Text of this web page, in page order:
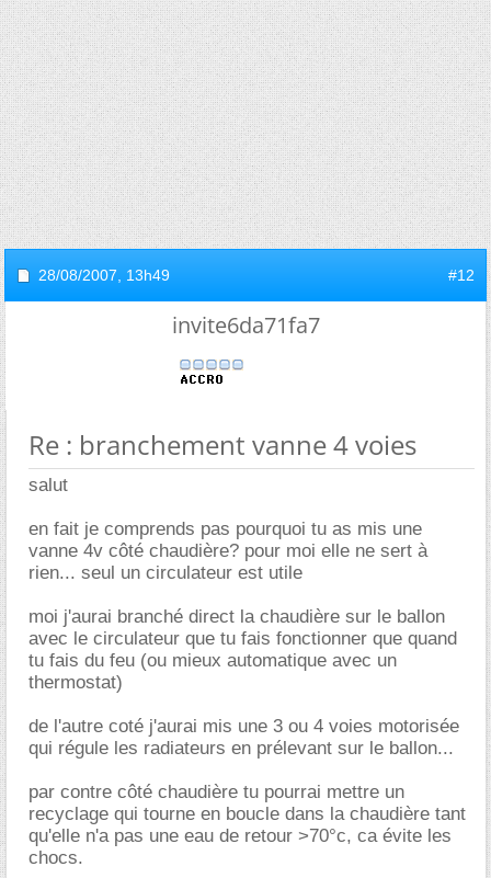
28/08/2007, 13h49 #12
invite6da71fa7
Re : branchement vanne 4 voies
salut
en fait je comprends pas pourquoi tu as mis une
vanne 4v côté chaudière? pour moi elle ne sert à
rien... seul un circulateur est utile
moi j'aurai branché direct la chaudière sur le ballon
avec le circulateur que tu fais fonctionner que quand
tu fais du feu (ou mieux automatique avec un
thermostat)
de l'autre coté j'aurai mis une 3 ou 4 voies motorisée
qui régule les radiateurs en prélevant sur le ballon...
par contre côté chaudière tu pourrai mettre un
recyclage qui tourne en boucle dans la chaudière tant
qu'elle n'a pas une eau de retour >70°c, ca évite les
chocs.